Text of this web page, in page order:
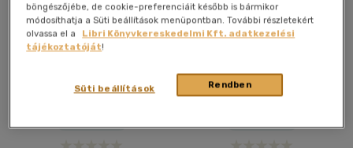
Gyermek (8)
mind(7)
Ifjúsági(34)
14 - 18 év(6)
Zoltán Gábor
Újrakezdés, emlékezet és
populáris képzelet a
vészkorszak után
Bódi Lóránt
böngészőjébe, de cookie-preferenciáit később is bármikor
módosíthatja a Süti beállítások menüpontban. További részletekért
olvassa el a
Libri Könyvkereskedelmi Kft. adatkezelési
tájékoztatóját!
Rendben
Süti beállítások